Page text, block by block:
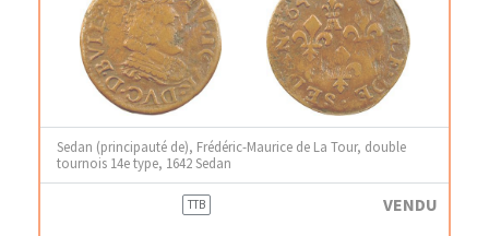
Sedan (principauté de), Frédéric-Maurice de La Tour, double
tournois 14e type, 1642 Sedan
TTB VENDU